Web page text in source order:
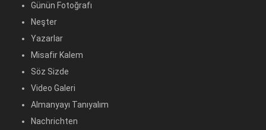
Günün Fotoğrafı
Neşter
Yazarlar
Misafir Kalem
Söz Sizde
Video Galeri
Almanyayı Tanıyalım
Nachrichten